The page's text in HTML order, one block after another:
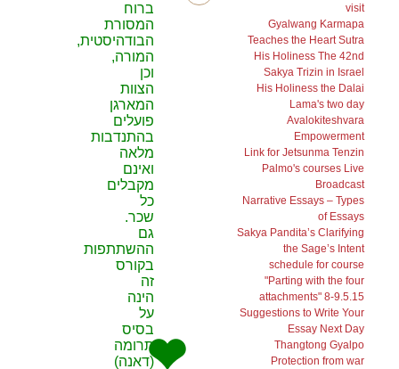
visit
Gyalwang Karmapa
Teaches the Heart Sutra
His Holiness The 42nd
Sakya Trizin in Israel
His Holiness the Dalai
Lama's two day
Avalokiteshvara
Empowerment
Link for Jetsunma Tenzin
Palmo's courses Live
Broadcast
Narrative Essays – Types
of Essays
Sakya Pandita’s Clarifying
the Sage’s Intent
schedule for course
"Parting with the four
attachments" 8-9.5.15
Suggestions to Write Your
Essay Next Day
Thangtong Gyalpo
Protection from war
ברוח
המסורת
הבודהיסטית,
המורה,
וכן
הצוות
המארגן
פועלים
בהתנדבות
מלאה
ואינם
מקבלים
כל
שכר.
גם
ההשתתפות
בקורס
זה
הינה
על
בסיס
תרומה
(דאנה)